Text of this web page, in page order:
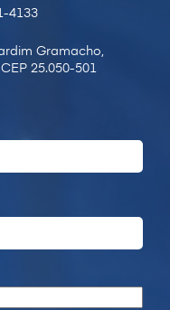
4133
Gramacho,
25.050-501